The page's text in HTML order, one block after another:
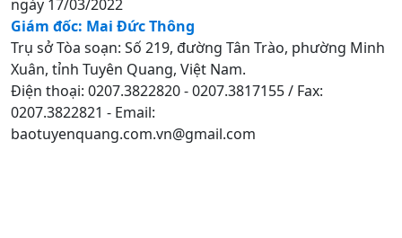
ngày 17/03/2022
Giám đốc: Mai Đức Thông
Trụ sở Tòa soạn: Số 219, đường Tân Trào, phường Minh
Xuân, tỉnh Tuyên Quang, Việt Nam.
Điện thoại: 0207.3822820 - 0207.3817155 / Fax:
0207.3822821 - Email:
baotuyenquang.com.vn@gmail.com